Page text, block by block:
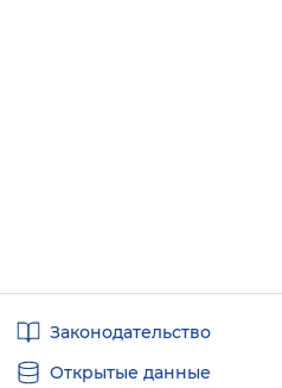
ссылкиЗаконодательство
Открытые данные